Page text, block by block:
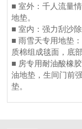
■ 室外：千人流量
地垫。
■ 室内：强力刮沙
■ 雨雪天专用地垫
质棉组成毯面，底
■ 房专用耐油酸橡
油地垫，生间门前
垫。